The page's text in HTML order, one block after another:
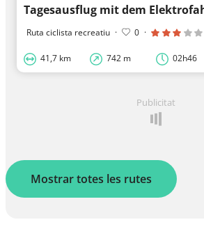
Ruta ciclista recreatiu · 0 ·
41,7 km 742 m 02h46
Publicitat
Mostrar totes les rutes